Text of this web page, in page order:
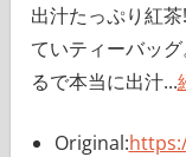
出汁たっぷり紅
ていティーバッ
るで本当に出汁...
Original: